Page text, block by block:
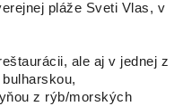
pláže Sveti Vlas, v
ale aj v jednej z
z rýb/morských